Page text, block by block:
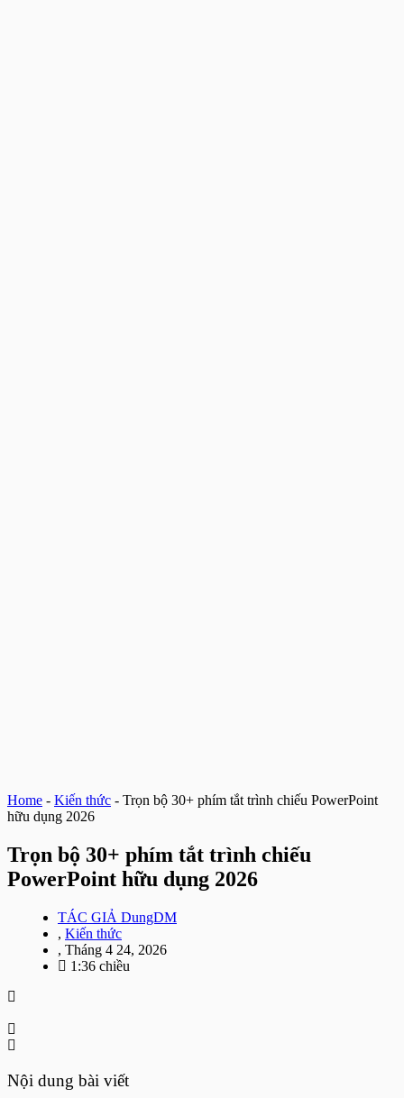
Home - Kiến thức - Trọn bộ 30+ phím tắt trình chiếu PowerPoint
hữu dụng 2026
Trọn bộ 30+ phím tắt trình chiếu
PowerPoint hữu dụng 2026
TÁC GIẢ DungDM
, Kiến thức
, Tháng 4 24, 2026
1:36 chiều
Nội dung bài viết